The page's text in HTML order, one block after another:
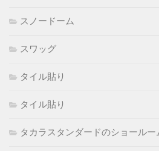
スノードーム
スワッグ
タイル貼り
タイル貼り
タカラスタンダードのショールー